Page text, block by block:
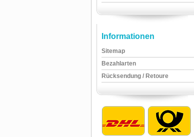
Informationen
Sitemap
Bezahlarten
Rücksendung / Retoure